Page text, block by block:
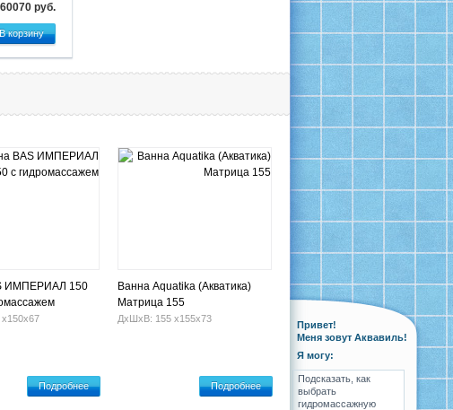
60070 руб.
ИМПЕРИАЛ 150
Подробнее
Ванна Aquatika (Акватика)
Матрица 155
ДхШхВ: 155 х155х73
Подробнее
Привет!
Меня зовут Аквавиль!
Я могу:
Подсказать, как
выбрать
гидромассажную